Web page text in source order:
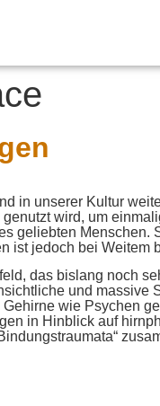
in unserer Kultur
wird, um
geliebten Menschen.
ist jedoch bei Weitem
das bislang noch
und massive
wie Psychen
in Hinblick auf